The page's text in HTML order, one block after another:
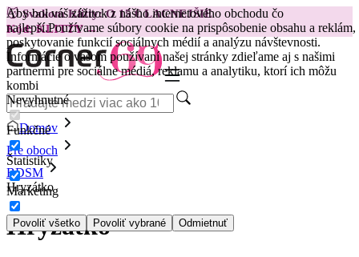
Aby bol váš zážitok z nášho internetového obchodu čo
najlepší.Používame súbory cookie na prispôsobenie obsahu a reklám,
poskytovanie funkcií sociálnych médií a analýzu návštevnosti.
Informácie o vašom používaní našej stránky zdieľame aj s našimi
partnermi pre sociálne médiá, reklamu a analytiku, ktorí ich môžu
kombi
Nevyhnutné
Funkčné
Štatistiky
Marketing
Povoliť všetko Povoliť vybrané Odmietnuť
😽Svakom Klitty: O 15 € LACNEJŠIE
Kód: KLITTY →
Domov
Pre oboch
BDSM
Hryzátko
Hryzátko